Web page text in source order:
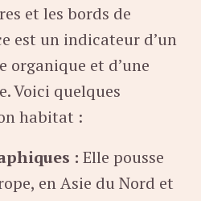
et les bords de
est un indicateur d’un
organique et d’une
Voici quelques
habitat :
: Elle pousse
en Asie du Nord et